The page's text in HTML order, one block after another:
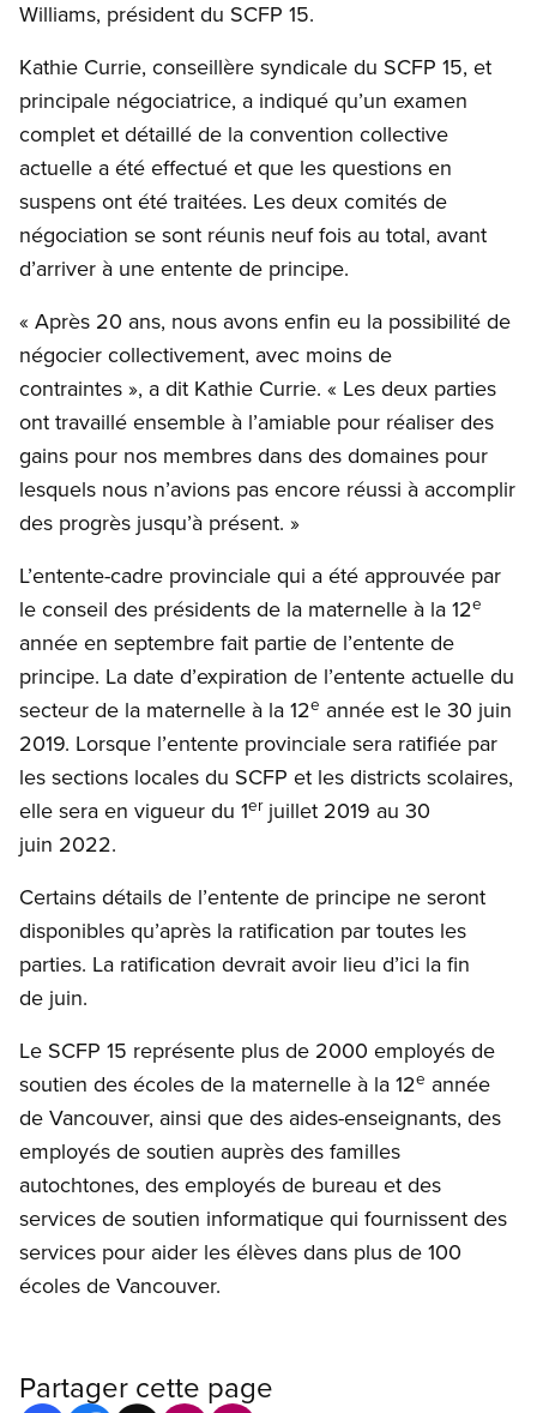
Williams, président du SCFP 15.
Kathie Currie, conseillère syndicale du SCFP 15, et
principale négociatrice, a indiqué qu’un examen
complet et détaillé de la convention collective
actuelle a été effectué et que les questions en
suspens ont été traitées. Les deux comités de
négociation se sont réunis neuf fois au total, avant
d’arriver à une entente de principe.
« Après 20 ans, nous avons enfin eu la possibilité de
négocier collectivement, avec moins de
contraintes », a dit Kathie Currie. « Les deux parties
ont travaillé ensemble à l’amiable pour réaliser des
gains pour nos membres dans des domaines pour
lesquels nous n’avions pas encore réussi à accomplir
des progrès jusqu’à présent. »
L’entente-cadre provinciale qui a été approuvée par
le conseil des présidents de la maternelle à la 12e
année en septembre fait partie de l’entente de
principe. La date d’expiration de l’entente actuelle du
secteur de la maternelle à la 12e année est le 30 juin
2019. Lorsque l’entente provinciale sera ratifiée par
les sections locales du SCFP et les districts scolaires,
elle sera en vigueur du 1erjuillet 2019 au 30
juin 2022.
Certains détails de l’entente de principe ne seront
disponibles qu’après la ratification par toutes les
parties. La ratification devrait avoir lieu d’ici la fin
de juin.
Le SCFP 15 représente plus de 2000 employés de
soutien des écoles de la maternelle à la 12e année
de Vancouver, ainsi que des aides-enseignants, des
employés de soutien auprès des familles
autochtones, des employés de bureau et des
services de soutien informatique qui fournissent des
services pour aider les élèves dans plus de 100
écoles de Vancouver.
Partager cette page